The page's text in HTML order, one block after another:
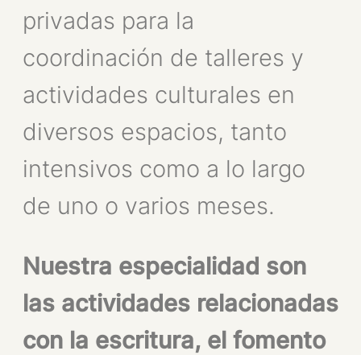
privadas para la
coordinación de talleres y
actividades culturales en
diversos espacios, tanto
intensivos como a lo largo
de uno o varios meses.
Nuestra especialidad son
las actividades relacionadas
con la escritura, el fomento